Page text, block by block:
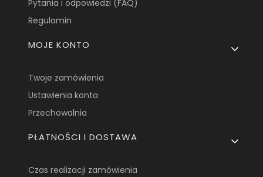
Pytania i odpowiedzi (FAQ)
Regulamin
MOJE KONTO
Twoje zamówienia
Ustawienia konta
Przechowalnia
PŁATNOŚCI I DOSTAWA
Czas realizacji zamówienia